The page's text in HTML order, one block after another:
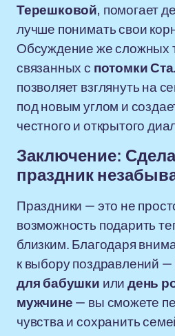
Терешковой, помогает
лучше понимать свои
Обсуждение же сложных
связанных с потомки
позволяет взглянуть на
под новым углом и
честного и открытого
Заключение:
праздник
Праздники — это не
возможность подарить
близким. Благодаря
к выбору поздравлений —
для бабушки илидень
мужчине— вы сможете
чувства и сохранить